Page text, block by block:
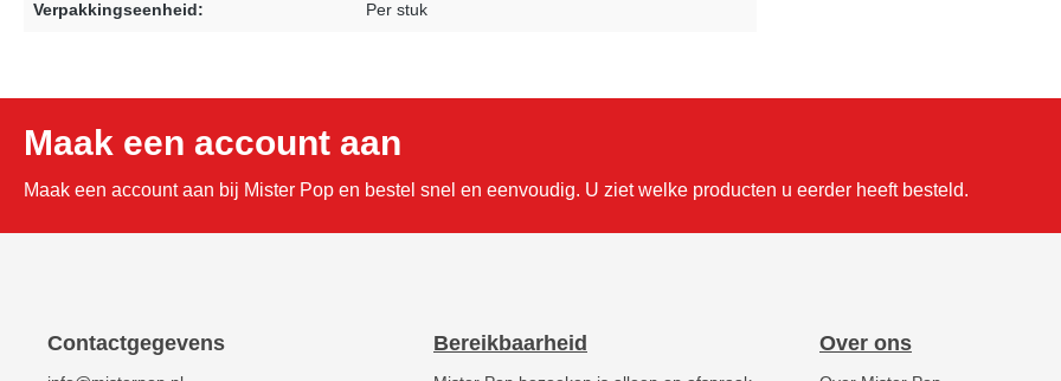
Verpakkingseenheid: Per stuk
Maak een account aan
Maak een account aan bij Mister Pop en bestel snel en eenvoudig. U ziet welke producten u eerder heeft besteld.
Contactgegevens Bereikbaarheid Over ons